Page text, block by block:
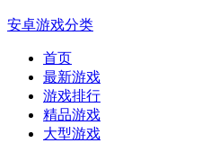
安卓游戏分类
首页
最新游戏
游戏排行
精品游戏
大型游戏